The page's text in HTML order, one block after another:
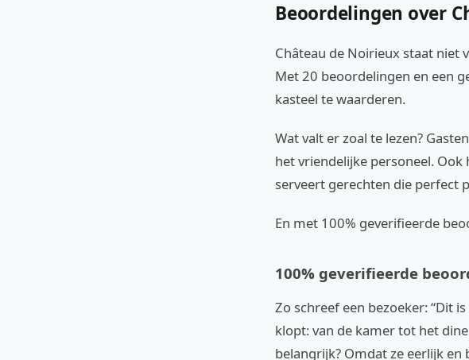
Beoordelingen over
Château de Noirieux staat niet
Met 20 beoordelingen en een
kasteel te waarderen.
Wat valt er zoal te lezen?
het vriendelijke personeel.
serveert gerechten die perfect
En met 100% geverifieerde
100% geverifieerde
Zo schreef een bezoeker: “Dit
klopt: van de kamer tot het
belangrijk? Omdat ze eerlijk